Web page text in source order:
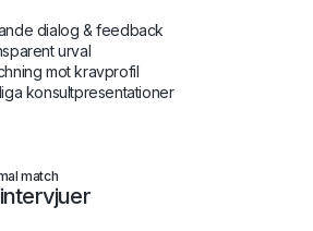
dialog & feedback
urval
mot kravprofil
konsultpresentationer
match